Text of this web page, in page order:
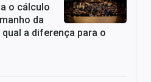
o cálculo
da
a diferença para o